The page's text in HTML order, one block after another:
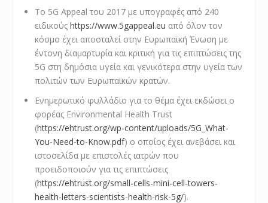
Το 5G Appeal του 2017 με υπογραφές από 240
ειδικούςhttps://www.5gappeal.eu από όλον τον
κόσμο έχει αποσταλεί στην Ευρωπαϊκή Ένωση με
έντονη διαμαρτυρία και κριτική για τις επιπτώσεις της
5G στη δημόσια υγεία και γενικότερα στην υγεία των
πολιτών των Ευρωπαϊκών κρατών.
Ενημερωτικό φυλλάδιο για το θέμα έχει εκδώσει ο
φορέας Environmental Health Trust
(https://ehtrust.org/wp-content/uploads/5G_What-
You-Need-to-Know.pdf) ο οποίος έχει ανεβάσει και
ιστοσελίδα με επιστολές ιατρών που
προειδοποιούν για τις επιπτώσεις
(https://ehtrust.org/small-cells-mini-cell-towers-
health-letters-scientists-health-risk-5g/).